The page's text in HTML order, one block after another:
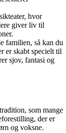
hvor
giver liv til
familien, så kan du
er skabt specielt til
sjov, fantasi og
som mange
der er
og voksne.